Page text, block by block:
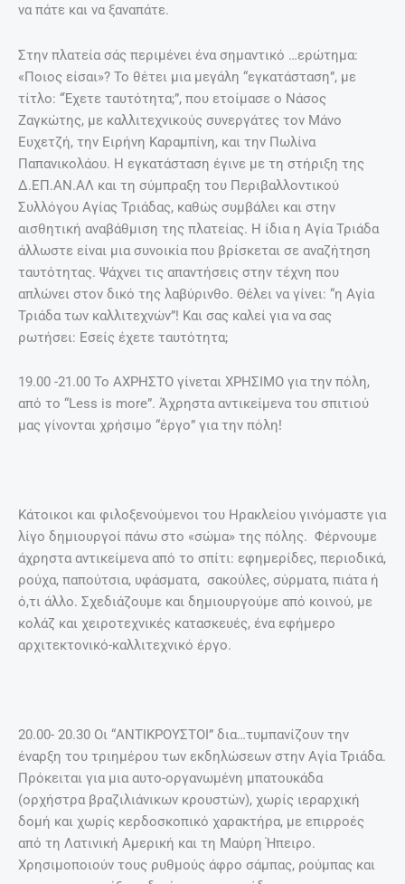
να πάτε και να ξαναπάτε.
Στην πλατεία σάς περιμένει ένα σημαντικό …ερώτημα:
«Ποιος είσαι»? Το θέτει μια μεγάλη “εγκατάσταση”, με
τίτλο: “Έχετε ταυτότητα;”, που ετοίμασε ο Νάσος
Ζαγκώτης, με καλλιτεχνικούς συνεργάτες τον Μάνο
Ευχετζή, την Ειρήνη Καραμπίνη, και την Πωλίνα
Παπανικολάου. Η εγκατάσταση έγινε με τη στήριξη της
Δ.ΕΠ.ΑΝ.ΑΛ και τη σύμπραξη του Περιβαλλοντικού
Συλλόγου Αγίας Τριάδας, καθώς συμβάλει και στην
αισθητική αναβάθμιση της πλατείας. Η ίδια η Αγία Τριάδα
άλλωστε είναι μια συνοικία που βρίσκεται σε αναζήτηση
ταυτότητας. Ψάχνει τις απαντήσεις στην τέχνη που
απλώνει στον δικό της λαβύρινθο. Θέλει να γίνει: “η Αγία
Τριάδα των καλλιτεχνών”! Και σας καλεί για να σας
ρωτήσει: Εσείς έχετε ταυτότητα;
19.00 -21.00 Το ΑΧΡΗΣΤΟ γίνεται ΧΡΗΣΙΜΟ για την πόλη,
από το “Less is more”. Άχρηστα αντικείμενα του σπιτιού
μας γίνονται χρήσιμο “έργο” για την πόλη!
Κάτοικοι και φιλοξενούμενοι του Ηρακλείου γινόμαστε για
λίγο δημιουργοί πάνω στο «σώμα» της πόλης. Φέρνουμε
άχρηστα αντικείμενα από το σπίτι: εφημερίδες, περιοδικά,
ρούχα, παπούτσια, υφάσματα, σακούλες, σύρματα, πιάτα ή
ό,τι άλλο. Σχεδιάζουμε και δημιουργούμε από κοινού, με
κολάζ και χειροτεχνικές κατασκευές, ένα εφήμερο
αρχιτεκτονικό-καλλιτεχνικό έργο.
20.00- 20.30 Οι “ANTIΚΡΟΥΣΤΟΙ” δια…τυμπανίζουν την
έναρξη του τριημέρου των εκδηλώσεων στην Αγία Τριάδα.
Πρόκειται για μια αυτο-οργανωμένη μπατουκάδα
(ορχήστρα βραζιλιάνικων κρουστών), χωρίς ιεραρχική
δομή και χωρίς κερδοσκοπικό χαρακτήρα, με επιρροές
από τη Λατινική Αμερική και τη Μαύρη Ήπειρο.
Χρησιμοποιούν τους ρυθμούς άφρο σάμπας, ρούμπας και